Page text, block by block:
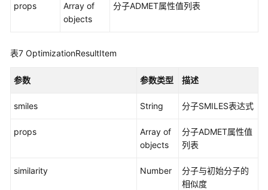
属
附
CLI
props
Array of
objects
分子ADMET属性值列表
表7 OptimizationResultItem
参数 参数类型 描述
smiles String 分子SMILES表达式
props
Array of
objects
分子ADMET属性值
列表
similarity Number
分子与初始分子的
相似度